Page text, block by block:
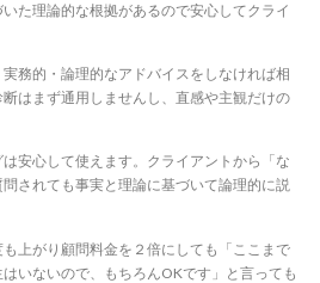
た理論的な根拠があるので安心してクライ
務的・論理的なアドバイスをしなければ相
はまず通用しませんし、直感や主観だけの
安心して使えます。クライアントから「な
されても事実と理論に基づいて論理的に説
上がり顧問料金を２倍にしても「ここまで
いないので、もちろんOKです」と言っても